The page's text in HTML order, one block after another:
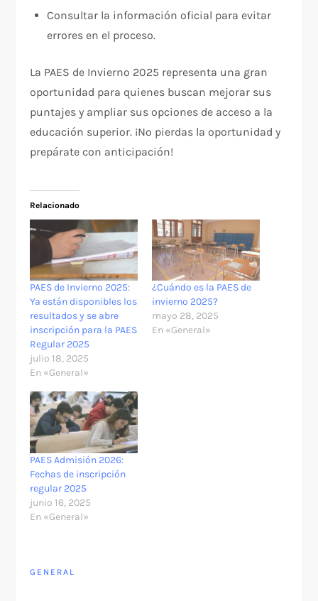
Consultar la información oficial para evitar
errores en el proceso.
La PAES de Invierno 2025 representa una gran
oportunidad para quienes buscan mejorar sus
puntajes y ampliar sus opciones de acceso a la
educación superior. ¡No pierdas la oportunidad y
prepárate con anticipación!
Relacionado
PAES de Invierno 2025:
Ya están disponibles los
resultados y se abre
inscripción para la PAES
Regular 2025
julio 18, 2025
En «General»
¿Cuándo es la PAES de
invierno 2025?
mayo 28, 2025
En «General»
PAES Admisión 2026:
Fechas de inscripción
regular 2025
junio 16, 2025
En «General»
GENERAL